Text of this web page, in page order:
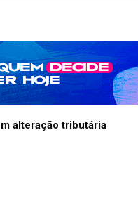
alteração tributária